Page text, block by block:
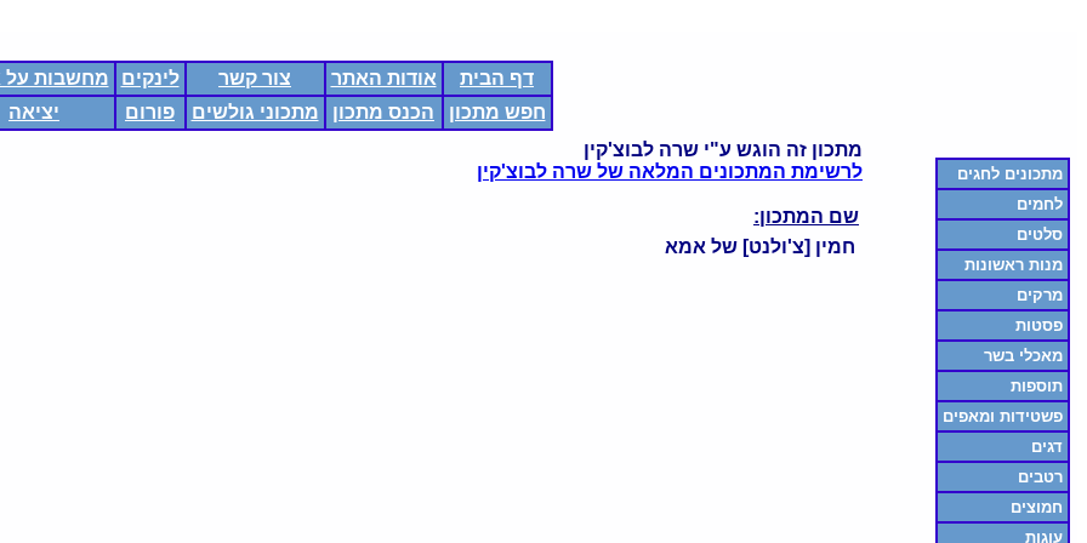
דף הבית אודות האתר צור קשר לינקים
מחשבות על
חפש מתכון
הכנס מתכון מתכוני גולשים פורום יציאה
מתכונים לחגים
לחמים
סלטים
מנות ראשונות
מרקים
פסטות
מאכלי בשר
תוספות
פשטידות ומאפים
דגים
רטבים
חמוצים
עוגות
מתכון זה הוגש ע"י שרה לבוצ'קין
לרשימת המתכונים המלאה של שרה לבוצ'קין
שם המתכון:
חמין [צ'ולנט] של אמא